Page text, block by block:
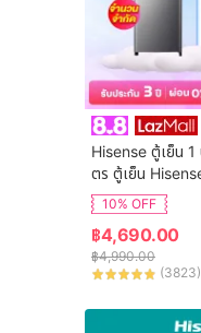
Hisense ตู้เย็น
ตร ตู้เย็น
10% OFF
฿4,690.00
฿4,990.00
(3823)